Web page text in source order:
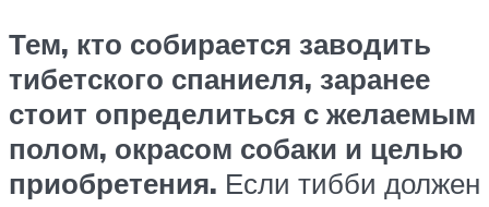
Тем, кто собирается заводить
тибетского спаниеля, заранее
стоит определиться с желаемым
полом, окрасом собаки и целью
приобретения. Если тибби должен